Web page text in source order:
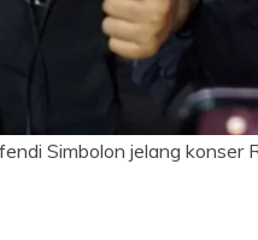
Simbolon jelang konser